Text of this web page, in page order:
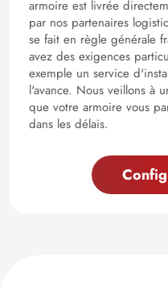
armoire est livrée
par nos partenaires
se fait en règle générale
avez des exigences
exemple un service
l'avance. Nous veillons à
que votre armoire vous
dans les délais.